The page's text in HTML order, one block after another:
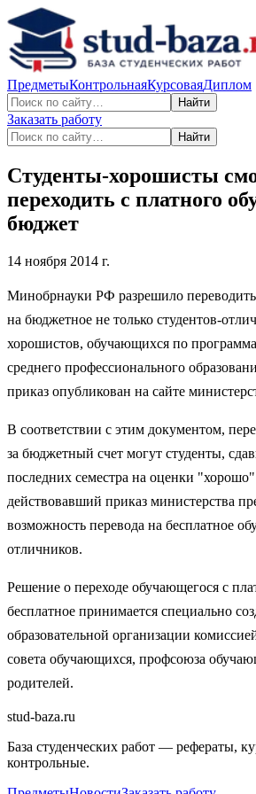
ПредметыКонтрольнаяКурсоваяДиплом
Найти
Заказать работу
Найти
Студенты-хорошисты
переходить с платного
бюджет
14 ноября 2014 г.
Минобрнауки РФ разрешило переводить
на бюджетное не только студентов-
хорошистов, обучающихся по
среднего профессионального
приказ опубликован на сайте
В соответствии с этим документом,
за бюджетный счет могут студенты,
последних семестра на оценки
действовавший приказ министерства
возможность перевода на бесплатное
отличников.
Решение о переходе обучающегося с
бесплатное принимается специально
образовательной организации
совета обучающихся, профсоюза
родителей.
stud-baza.ru
База студенческих работ — рефераты,
контрольные.